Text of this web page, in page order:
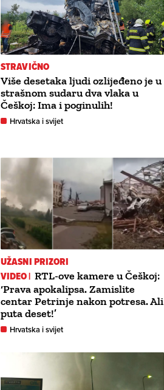
STRAVIČNO
Više desetaka ljudi ozlijeđeno je u
strašnom sudaru dva vlaka u
Češkoj: Ima i poginulih!
Hrvatska i svijet
UŽASNI PRIZORI
VIDEO | RTL-ove kamere u Češkoj:
‘Prava apokalipsa. Zamislite
centar Petrinje nakon potresa. Ali
puta deset!’
Hrvatska i svijet